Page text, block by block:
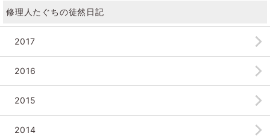
修理人たぐちの徒然日記
2017
2016
2015
2014